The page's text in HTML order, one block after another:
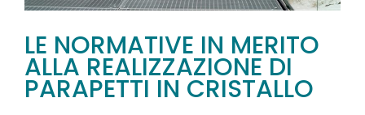
LE NORMATIVE IN MERITO
ALLA REALIZZAZIONE DI
PARAPETTI IN CRISTALLO